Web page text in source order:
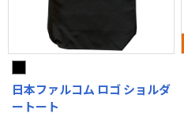
日本ファルコム ロゴ ショルダ
ートート